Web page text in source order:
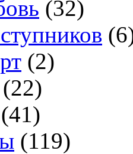
(32)
(2)
(22)
(41)
(119)